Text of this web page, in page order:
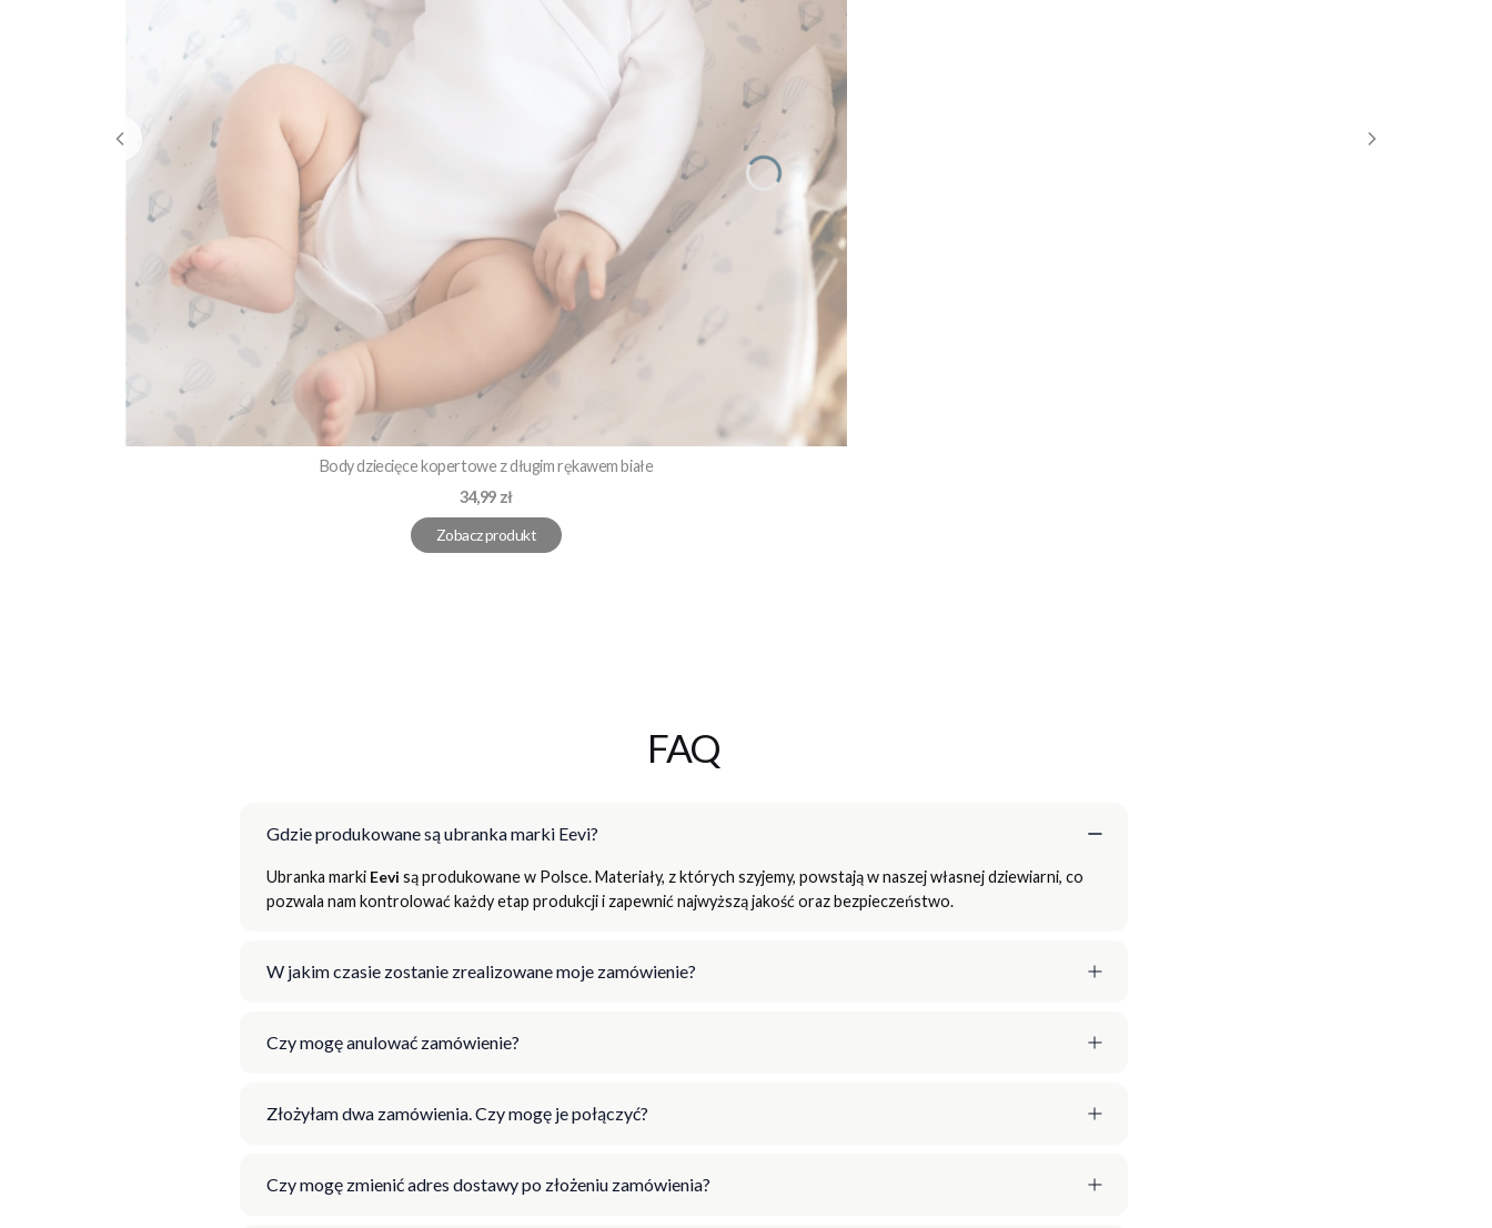
Body dziecięce kopertowe z długim rękawem białe
Cena
34,99 zł
Zobacz produkt
FAQ
Gdzie produkowane są ubranka marki Eevi?
Ubranka marki Eevi są produkowane w Polsce. Materiały, z których szyjemy, powstają w naszej własnej dziewiarni, co
pozwala nam kontrolować każdy etap produkcji i zapewnić najwyższą jakość oraz bezpieczeństwo.
W jakim czasie zostanie zrealizowane moje zamówienie?
Czy mogę anulować zamówienie?
Złożyłam dwa zamówienia. Czy mogę je połączyć?
Czy mogę zmienić adres dostawy po złożeniu zamówienia?